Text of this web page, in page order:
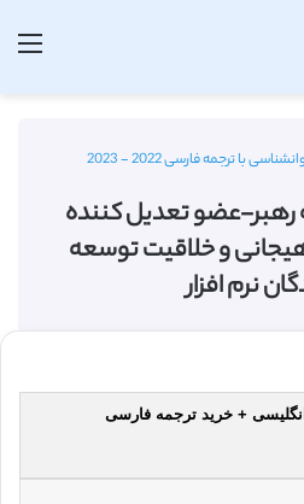
با ترجمه فارسی 2022 - 2023
رهبر-عضو تعدیل کننده
و خلاقیت توسعه
نرم افزار
انگلیسی + خرید ترجمه فارسی